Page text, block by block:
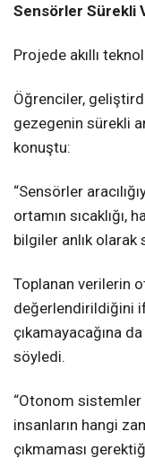
Sensörler Sürekli
Projede akıllı
Öğrenciler,
gezegenin sürekli
konuştu:
“Sensörler
ortamın sıcaklığı,
bilgiler anlık olarak
Toplanan verilerin
değerlendirildiğini
çıkamayacağına
söyledi.
“Otonom sistemler
insanların hangi
çıkmaması